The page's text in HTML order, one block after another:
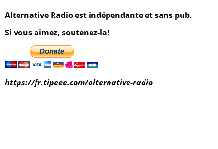
Alternative Radio est indépendante et sans pub.
Si vous aimez, soutenez-la!
https://fr.tipeee.com/alternative-radio